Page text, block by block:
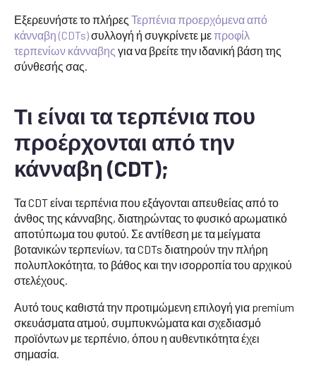
Εξερευνήστε το πλήρες Τερπένια προερχόμενα από
κάνναβη (CDTs)συλλογή ή συγκρίνετε μεπροφίλ
τερπενίων κάνναβης για να βρείτε την ιδανική βάση της
σύνθεσής σας.
Τι είναι τα τερπένια που
προέρχονται από την
κάνναβη (CDT);
Τα CDT είναι τερπένια που εξάγονται απευθείας από το
άνθος της κάνναβης, διατηρώντας το φυσικό αρωματικό
αποτύπωμα του φυτού. Σε αντίθεση με τα μείγματα
βοτανικών τερπενίων, τα CDTs διατηρούν την πλήρη
πολυπλοκότητα, το βάθος και την ισορροπία του αρχικού
στελέχους.
Αυτό τους καθιστά την προτιμώμενη επιλογή για premium
σκευάσματα ατμού, συμπυκνώματα και σχεδιασμό
προϊόντων με τερπένιο, όπου η αυθεντικότητα έχει
σημασία.